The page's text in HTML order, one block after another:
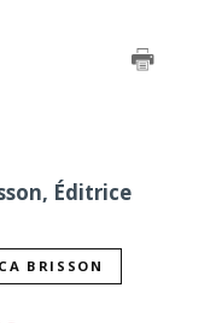
Éditrice
BRISSON